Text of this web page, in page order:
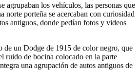
agrupaban los vehículos, las personas que
norte porteña se acercaban con curiosidad
antiguos, donde pedían fotos y videos
de un Dodge de 1915 de color negro, que
ruido de bocina colocado en la parte
una agrupación de autos antiguos de